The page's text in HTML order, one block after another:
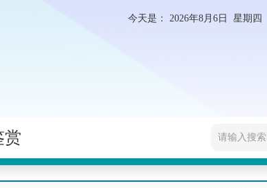
今天是： 2026年8月6日 星期四
赏